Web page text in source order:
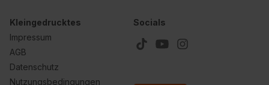
Kleingedrucktes
Impressum
AGB
Datenschutz
Nutzungsbedingungen
Socials